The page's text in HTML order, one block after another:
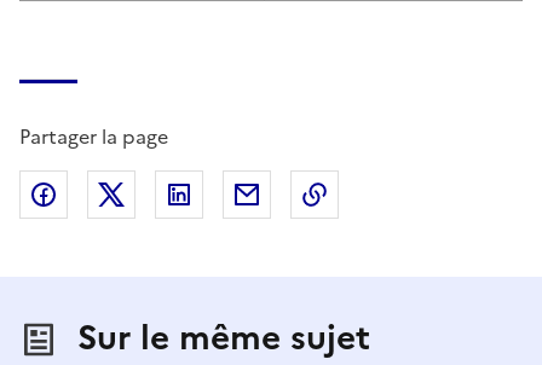
Partager la page
Partager sur Facebook
Partager sur X (anciennement Twitter)
Partager sur LinkedIn
Partager par email
Sur le même sujet